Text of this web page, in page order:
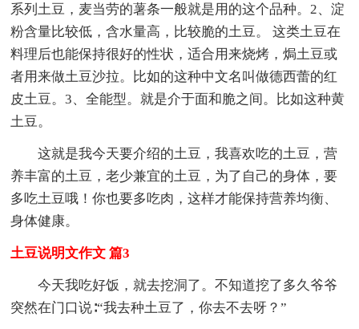
系列土豆，麦当劳的薯条一般就是用的这个品种。2、淀
粉含量比较低，含水量高，比较脆的土豆。 这类土豆在
料理后也能保持很好的性状，适合用来烧烤，焗土豆或
者用来做土豆沙拉。比如的这种中文名叫做德西蕾的红
皮土豆。3、全能型。就是介于面和脆之间。比如这种黄
土豆。
这就是我今天要介绍的土豆，我喜欢吃的土豆，营
养丰富的土豆，老少兼宜的土豆，为了自己的身体，要
多吃土豆哦！你也要多吃肉，这样才能保持营养均衡、
身体健康。
土豆说明文作文 篇3
今天我吃好饭，就去挖洞了。不知道挖了多久爷爷
突然在门口说∶“我去种土豆了，你去不去呀？”